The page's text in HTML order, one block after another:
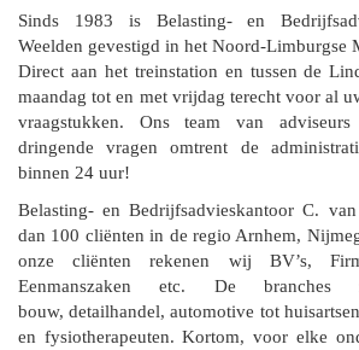
Sinds 1983 is Belasting- en
Weelden gevestigd in het Noord-Limburgse
Direct aan het treinstation en tussen de
maandag tot en met vrijdag terecht voor al
vraagstukken. Ons team van
dringende vragen omtrent de
binnen 24 uur!
Belasting- en Bedrijfsadvieskantoor C.
dan 100 cliënten in de regio Arnhem,
onze cliënten rekenen wij BV’s,
Eenmanszaken etc. De
bouw, detailhandel, automotive tot
en fysiotherapeuten. Kortom, voor elke